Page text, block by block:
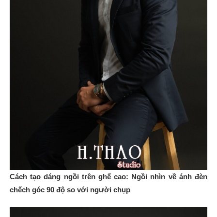
Cách tạo dáng ngồi trên ghế cao: Ngồi nhìn về ánh đèn
chếch góc 90 độ so với người chụp